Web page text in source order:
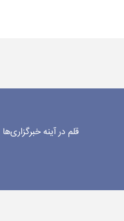
قلم در آینه خبرگزاری‌ها